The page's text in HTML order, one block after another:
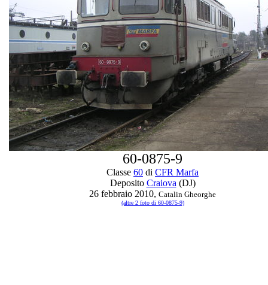
60-0875-9
Classe 60 di CFR Marfa
Deposito Craiova (DJ)
26 febbraio 2010, Catalin Gheorghe
(altre 2 foto di 60-0875-9)